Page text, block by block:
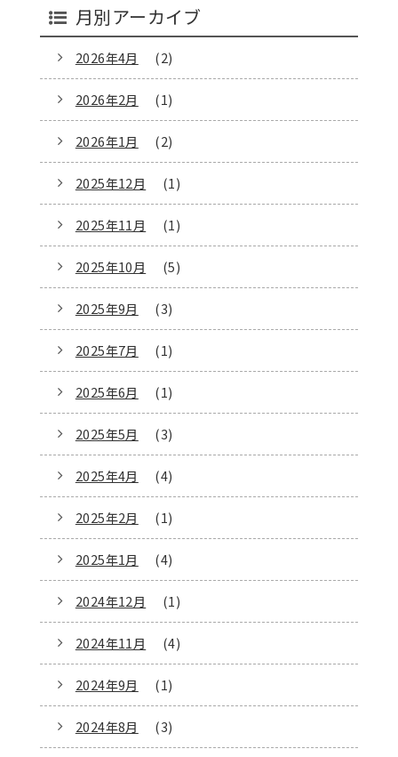
月別アーカイブ
2026年4月 (2)
2026年2月 (1)
2026年1月 (2)
2025年12月 (1)
2025年11月 (1)
2025年10月 (5)
2025年9月 (3)
2025年7月 (1)
2025年6月 (1)
2025年5月 (3)
2025年4月 (4)
2025年2月 (1)
2025年1月 (4)
2024年12月 (1)
2024年11月 (4)
2024年9月 (1)
2024年8月 (3)